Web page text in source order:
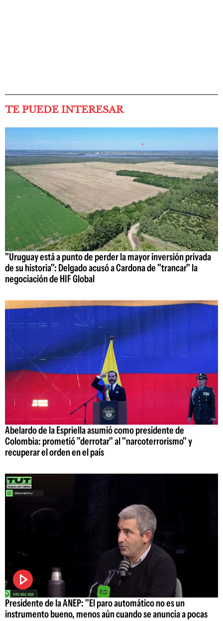
TE PUEDE INTERESAR
"Uruguay está a punto de perder la mayor inversión privada
de su historia": Delgado acusó a Cardona de "trancar" la
negociación de HIF Global
Abelardo de la Espriella asumió como presidente de
Colombia: prometió "derrotar" al "narcoterrorismo" y
recuperar el orden en el país
Presidente de la ANEP: "El paro automático no es un
instrumento bueno, menos aún cuando se anuncia a pocas